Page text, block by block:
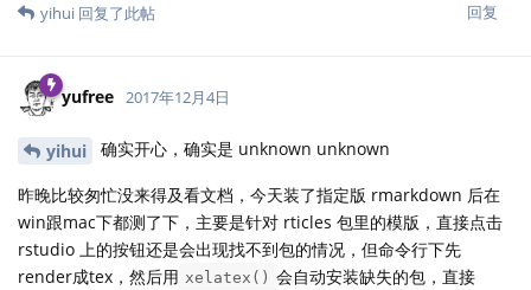
回复
yihui 回复了此帖
yufree 2017年12月4日
yihui 确实开心，确实是 unknown unknown
昨晚比较匆忙没来得及看文档，今天装了指定版 rmarkdown 后在
win跟mac下都测了下，主要是针对 rticles 包里的模版，直接点击
rstudio 上的按钮还是会出现找不到包的情况，但命令行下先
render成tex，然后用 xelatex() 会自动安装缺失的包，直接